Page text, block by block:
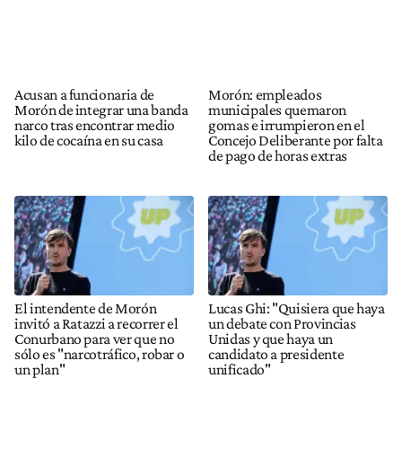
Acusan a funcionaria de
Morón de integrar una banda
narco tras encontrar medio
kilo de cocaína en su casa
Morón: empleados
municipales quemaron
gomas e irrumpieron en el
Concejo Deliberante por falta
de pago de horas extras
El intendente de Morón
invitó a Ratazzi a recorrer el
Conurbano para ver que no
sólo es "narcotráfico, robar o
un plan"
Lucas Ghi: "Quisiera que haya
un debate con Provincias
Unidas y que haya un
candidato a presidente
unificado"